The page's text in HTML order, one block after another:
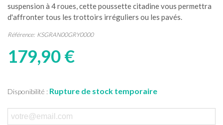
suspension à 4 roues, cette poussette citadine vous permettra
d'affronter tous les trottoirs irréguliers ou les pavés.
Référence: KSGRAN00GRY0000
179,90 €
Disponibilité : Rupture de stock temporaire